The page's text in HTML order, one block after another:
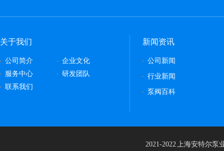
关于我们
公司简介
企业文化
服务中心
研发团队
联系我们
新闻资讯
公司新闻
行业新闻
泵阀百科
2021-2022 上海安特尔